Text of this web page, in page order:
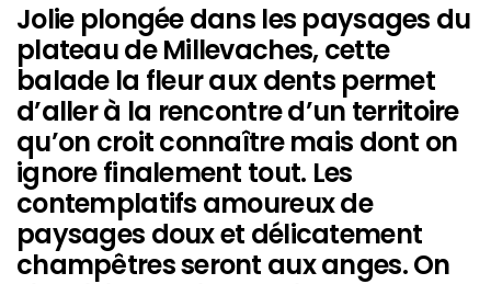
Jolie plongée dans les paysages du
plateau de Millevaches, cette
balade la fleur aux dents permet
d’aller à la rencontre d’un territoire
qu’on croit connaître mais dont on
ignore finalement tout. Les
contemplatifs amoureux de
paysages doux et délicatement
champêtres seront aux anges. On